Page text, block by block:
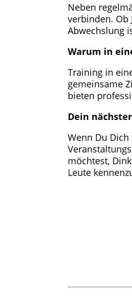
Neben
verbinden. Ob
Abwechslung
Warum in
Training in
gemeinsame
bieten
Dein
Wenn Du
möchtest,
Leute